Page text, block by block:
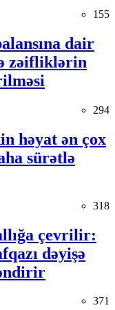
155
dair
zəifliklərin
294
həyat ən çox
sürətlə
318
çevrilir:
dəyişə
371